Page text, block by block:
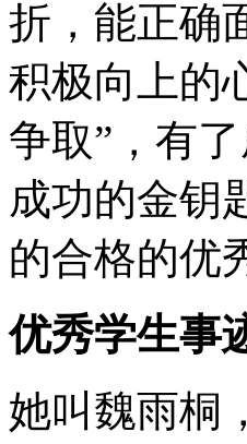
折，能正确
积极向上的
争取”，有
成功的金钥
的合格的优
优秀学生事
她叫魏雨桐